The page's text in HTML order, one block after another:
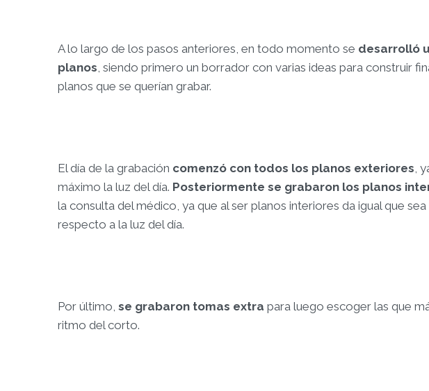
A lo largo de los pasos anteriores, en todo momento se desarrolló
planos, siendo primero un borrador con varias ideas para construir
planos que se querían grabar.
El día de la grabación comenzó con todos los planos exteriores,
máximo la luz del día. Posteriormente se grabaron los planos
la consulta del médico, ya que al ser planos interiores da igual que
respecto a la luz del día.
Por último, se grabaron tomas extra para luego escoger las que
ritmo del corto.